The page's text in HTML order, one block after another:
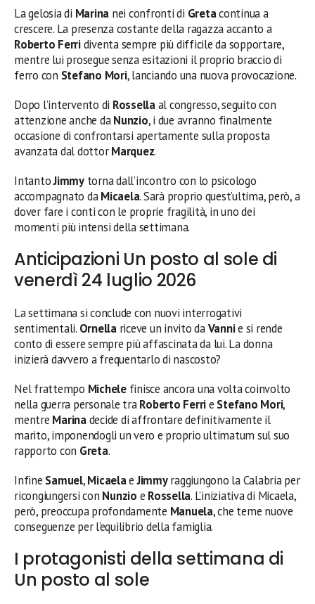
La gelosia di Marina nei confronti di Gretacontinua a
crescere. La presenza costante della ragazza accanto a
Roberto Ferridiventa sempre più difficile da sopportare,
mentre lui prosegue senza esitazioni il proprio braccio di
ferro con Stefano Mori, lanciando una nuova provocazione.
Dopo l’intervento di Rossellaal congresso, seguito con
attenzione anche daNunzio, i due avranno finalmente
occasione di confrontarsi apertamente sulla proposta
avanzata dal dottorMarquez.
IntantoJimmytorna dall’incontro con lo psicologo
accompagnato daMicaela. Sarà proprio quest’ultima, però, a
dover fare i conti con le proprie fragilità, in uno dei
momenti più intensi della settimana.
Anticipazioni Un posto al sole di
venerdì 24 luglio 2026
La settimana si conclude con nuovi interrogativi
sentimentali. Ornellariceve un invito daVannie si rende
conto di essere sempre più affascinata da lui. La donna
inizierà davvero a frequentarlo di nascosto?
Nel frattempo Michelefinisce ancora una volta coinvolto
nella guerra personale traRoberto Ferrie Stefano Mori,
mentre Marinadecide di affrontare definitivamente il
marito, imponendogli un vero e proprio ultimatum sul suo
rapporto con Greta.
Infine Samuel,MicaelaeJimmyraggiungono la Calabria per
ricongiungersi con Nunzio e Rossella. L’iniziativa di Micaela,
però, preoccupa profondamente Manuela, che teme nuove
conseguenze per l’equilibrio della famiglia.
I protagonisti della settimana di
Un posto al sole